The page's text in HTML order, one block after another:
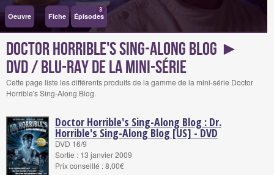
Oeuvre Fiche Épisodes
3
Doctor Horrible's Sing-Along Blog ►
DVD / Blu-Ray de la mini-série
Cette page liste les différents produits de la gamme de la mini-série Doctor
Horrible's Sing-Along Blog.
Doctor Horrible's Sing-Along Blog : Dr.
Horrible's Sing-Along Blog [US] - DVD
DVD 16/9
Sortie : 13 janvier 2009
Prix conseillé : 8,00€